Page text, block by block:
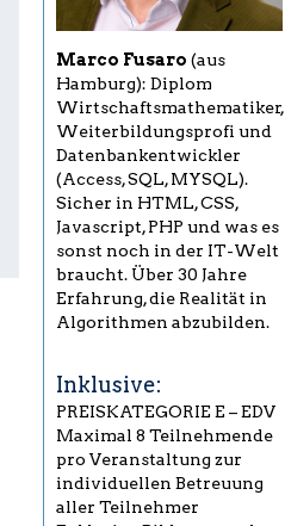
Marco Fusaro (aus
Hamburg): Diplom
Wirtschaftsmathematiker,
Weiterbildungsprofi und
Datenbankentwickler
(Access, SQL, MYSQL).
Sicher in HTML, CSS,
Javascript, PHP und was es
sonst noch in der IT-Welt
braucht. Über 30 Jahre
Erfahrung, die Realität in
Algorithmen abzubilden.
Inklusive:
PREISKATEGORIE E – EDV
Maximal 8 Teilnehmende
pro Veranstaltung zur
individuellen Betreuung
aller Teilnehmer